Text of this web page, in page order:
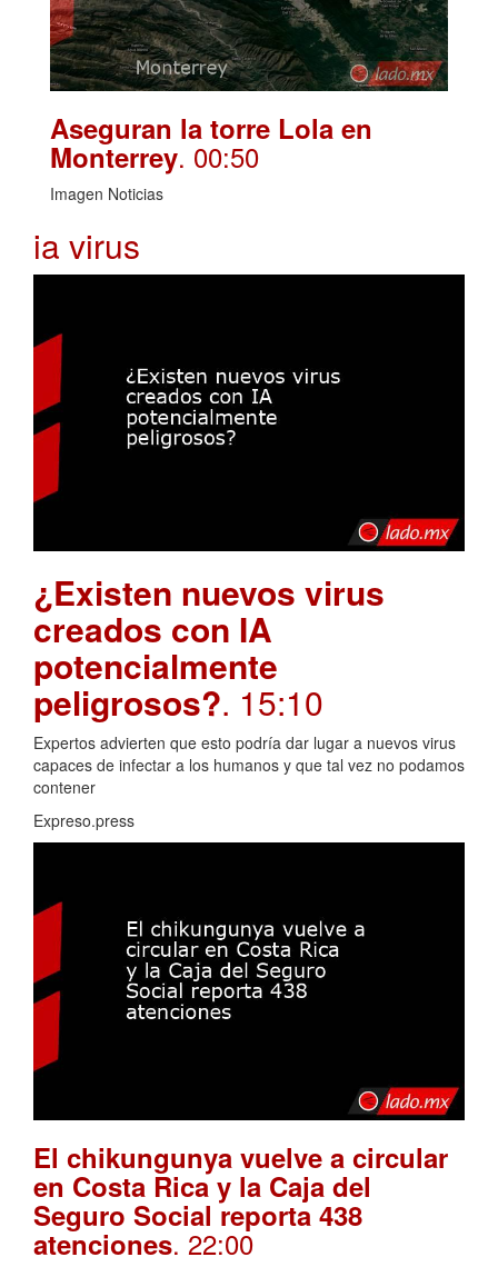
Aseguran la torre Lola en
Monterrey. 00:50
Imagen Noticias
ia virus
¿Existen nuevos virus
creados con IA
potencialmente
peligrosos?. 15:10
Expertos advierten que esto podría dar lugar a nuevos virus
capaces de infectar a los humanos y que tal vez no podamos
contener
Expreso.press
El chikungunya vuelve a circular
en Costa Rica y la Caja del
Seguro Social reporta 438
atenciones. 22:00